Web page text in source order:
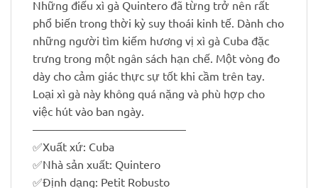
Những điếu xì gà Quintero đã từng trở nên rất
phổ biến trong thời kỳ suy thoái kinh tế. Dành cho
những người tìm kiếm hương vị xì gà Cuba đặc
trưng trong một ngân sách hạn chế. Một vòng đo
dày cho cảm giác thực sự tốt khi cầm trên tay.
Loại xì gà này không quá nặng và phù hợp cho
việc hút vào ban ngày.
—————————————–
✅Xuất xứ: Cuba
✅Nhà sản xuất: Quintero
✅Định dạng: Petit Robusto